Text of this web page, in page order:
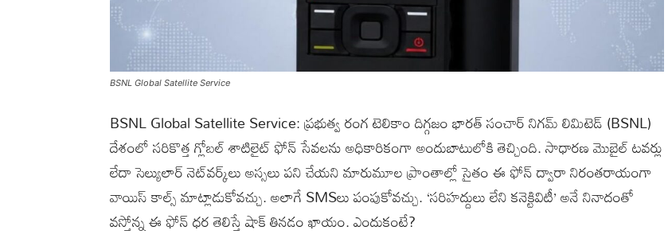
BSNL Global Satellite Service
BSNL Global Satellite Service: ప్రభుత్వ రంగ టెలికాం దిగ్గజం భారత్ సంచార్ నిగమ్ లిమిటెడ్ (BSNL)
దేశంలో సరికొత్త గ్లోబల్ శాటిలైట్ ఫోన్ సేవలను అధికారికంగా అందుబాటులోకి తెచ్చింది. సాధారణ మొబైల్ టవర్లు
లేదా సెల్యులార్ నెట్‌వర్క్‌లు అస్సలు పని చేయని మారుమూల ప్రాంతాల్లో సైతం ఈ ఫోన్ ద్వారా నిరంతరాయంగా
వాయిస్ కాల్స్ మాట్లాడుకోవచ్చు. అలాగే SMSలు పంపుకోవచ్చు. ‘సరిహద్దులు లేని కనెక్టివిటీ’ అనే నినాదంతో
వస్తోన్న ఈ ఫోన్ ధర తెలిస్తే షాక్ తినడం ఖాయం. ఎందుకంటే?